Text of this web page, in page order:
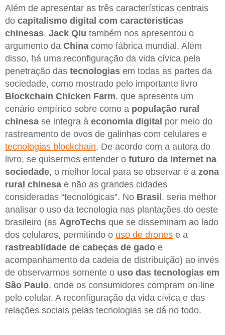
Além de apresentar as três características centrais
do capitalismo digital com características
chinesas, Jack Qiu também nos apresentou o
argumento da China como fábrica mundial. Além
disso, há uma reconfiguração da vida cívica pela
penetração das tecnologias em todas as partes da
sociedade, como mostrado pelo importante livro
Blockchain Chicken Farm, que apresenta um
cenário empírico sobre como a população rural
chinesa se integra à economia digital por meio do
rastreamento de ovos de galinhas com celulares e
tecnologias blockchain. De acordo com a autora do
livro, se quisermos entender o futuro da Internet na
sociedade, o melhor local para se observar é a zona
rural chinesa e não as grandes cidades
consideradas “tecnológicas”. No Brasil, seria melhor
analisar o uso da tecnologia nas plantações do oeste
brasileiro (as AgroTechs que se disseminam ao lado
dos celulares, permitindo o uso de drones e a
rastreablidade de cabeças de gado e
acompanhamento da cadeia de distribuição) ao invés
de observarmos somente o uso das tecnologias em
São Paulo, onde os consumidores compram on-line
pelo celular. A reconfiguração da vida cívica e das
relações sociais pelas tecnologias se dá no todo.